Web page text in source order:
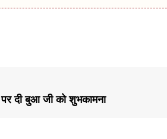
पर दी बुआ जी को शुभकामना